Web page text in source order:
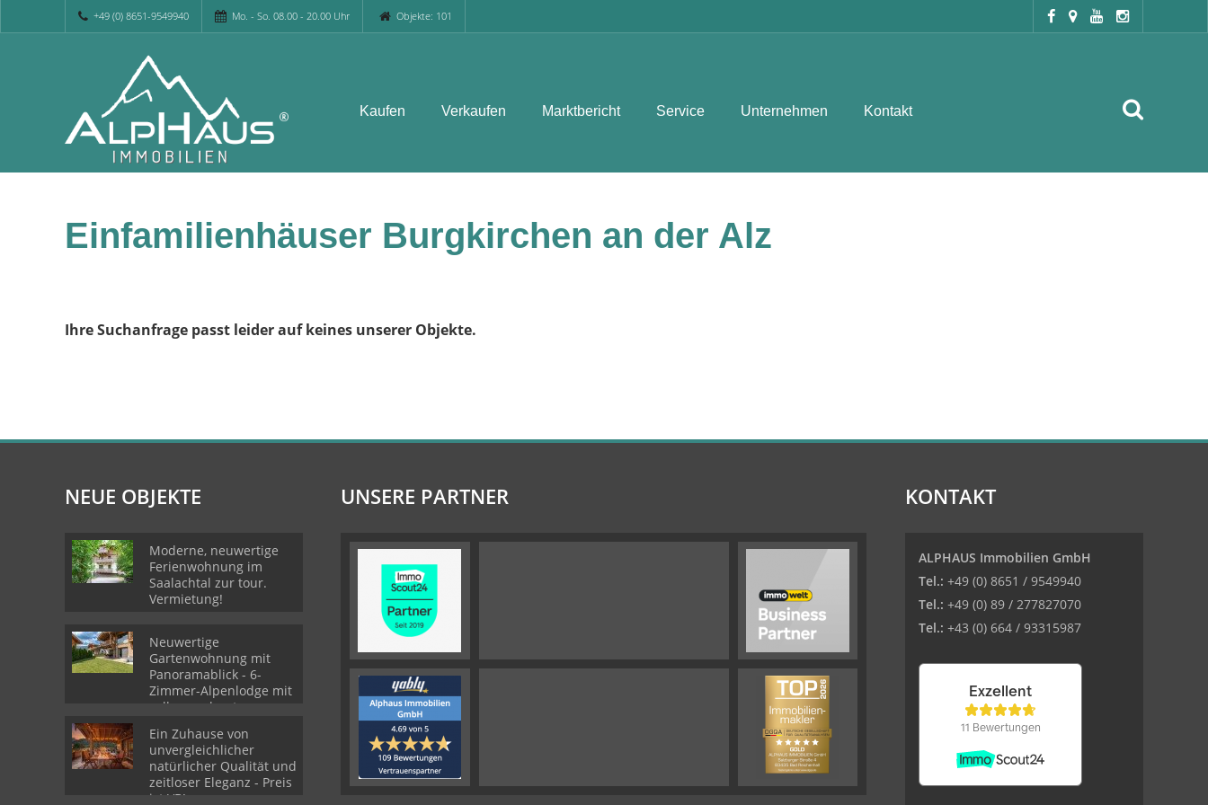
+49 (0) 8651-9549940 Mo. - So. 08.00 - 20.00 Uhr Objekte: 101
Kaufen Verkaufen Marktbericht Service Unternehmen Kontakt
Einfamilienhäuser Burgkirchen an der Alz
Ihre Suchanfrage passt leider auf keines unserer Objekte.
NEUE OBJEKTE
Moderne, neuwertige
Ferienwohnung im
Saalachtal zur tour.
Vermietung!
Neuwertige
Gartenwohnung mit
Panoramablick - 6-
Zimmer-Alpenlodge mit
voll ausgebautes
Ein Zuhause von
unvergleichlicher
natürlicher Qualität und
zeitloser Eleganz - Preis
ist VB!
UNSERE PARTNER KONTAKT
ALPHAUS Immobilien GmbH
Tel.: +49 (0) 8651 / 9549940
Tel.: +49 (0) 89 / 277827070
Tel.: +43 (0) 664 / 93315987